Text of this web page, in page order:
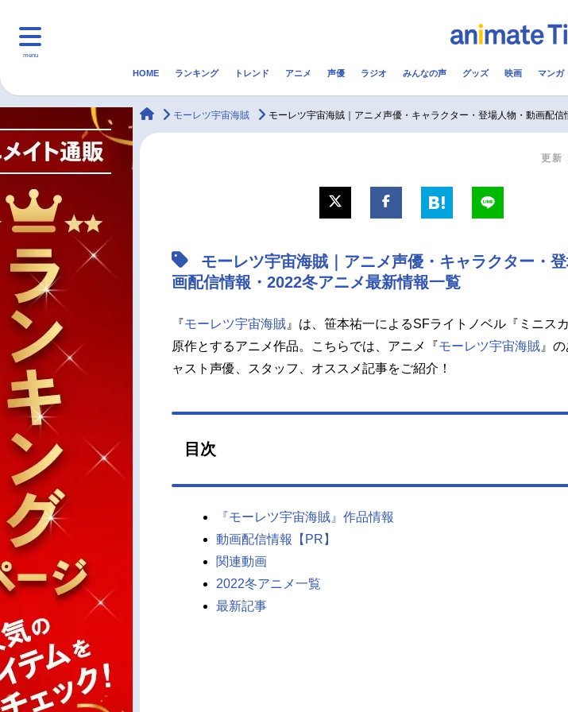
menu
マンガ・ラノベ
声優記事一覧
アニメ映画一覧
男性声優/女性声優一覧
HOME ランキング トレンド アニメ 声優 ラジオ みんなの声 グッズ 映画 マンガ
animateTimes
モーレツ宇宙海賊 モーレツ宇宙海賊｜アニメ声優・キャラクター・登場人物・動画配
更
モーレツ宇宙海賊｜アニメ声優・キャラクター・
画配信情報・2022冬アニメ最新情報一覧
『モーレツ宇宙海賊 』は、笹本祐一によるSFライトノベル『ミニス
原作とするアニメ作品。こちらでは、アニメ『モーレツ宇宙海賊 』
ャスト声優、スタッフ、オススメ記事をご紹介！
目次
『モーレツ宇宙海賊』作品情報
動画配信情報【PR】
関連動画
2022冬アニメ一覧
最新記事